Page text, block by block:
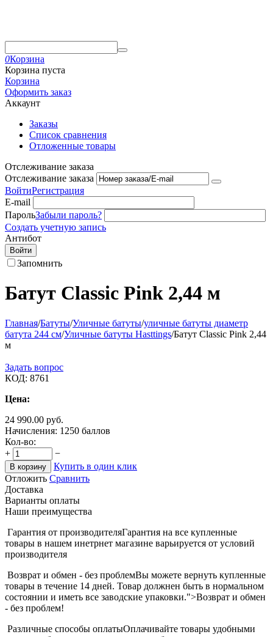
0Корзина
Корзина пуста
Корзина
Оформить заказ
Аккаунт
Заказы
Список сравнения
Отложенные товары
Отслеживание заказа
Отслеживание заказа
ВойтиРегистрация
E-mail
ПарольЗабыли пароль?
Создать учетную запись
Антибот
Войти
Запомнить
Батут Classic Pink 2,44 м
Главная/Батуты/Уличные батуты/уличные батуты диаметр
батута 244 см/Уличные батуты Hasttings/Батут Classic Pink 2,44
м
Задать вопрос
КОД: 8761
Цена:
24 990.00 руб.
Начисления: 1250 баллов
Кол-во:
+
−
В корзину
Купить в один клик
Отложить Сравнить
Доставка
Варианты оплаты
Наши преимущества
Гарантия от производителяГарантия на все купленные
товары в нашем инетрнет магазине варьируется от условий
производителя
Возврат и обмен - без проблемВы можете вернуть купленные
товары в течение 14 дней. Товар должнен быть в нормальном
состоянии и иметь все заводские упаковки.">Возврат и обмен
- без проблем!
Различные способы оплатыОплачивайте товары удобными